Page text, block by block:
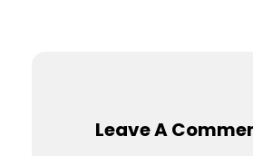
Leave A